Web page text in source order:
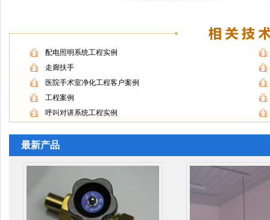
配电照明系统工程实例
走廊扶手
医院手术室净化工程客户案例
工程案例
呼叫对讲系统工程实例
最新产品